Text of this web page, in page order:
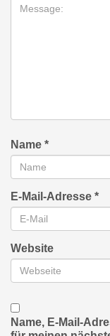
Name *
E-Mail-Adresse *
Website
Name, E-Mail-